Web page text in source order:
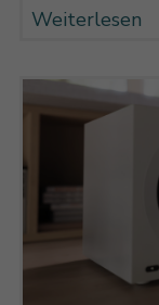
Weiterlesen